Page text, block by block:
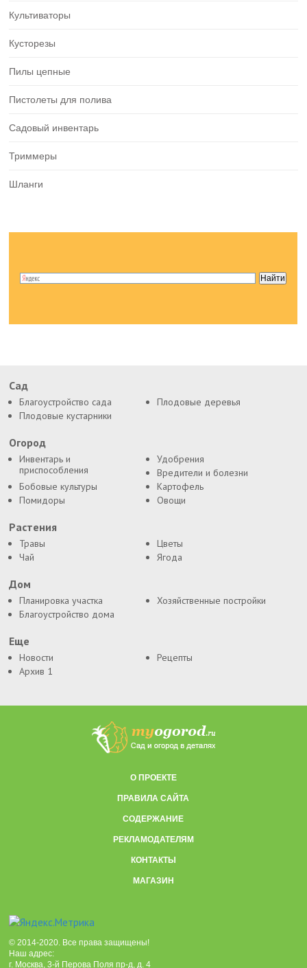
Культиваторы
Кусторезы
Пилы цепные
Пистолеты для полива
Садовый инвентарь
Триммеры
Шланги
Сад
Благоустройство сада
Плодовые деревья
Плодовые кустарники
Огород
Инвентарь и
приспособления
Удобрения
Вредители и болезни
Бобовые культуры
Картофель
Помидоры
Овощи
Растения
Травы
Цветы
Чай
Ягода
Дом
Планировка участка
Хозяйственные постройки
Благоустройство дома
Еще
Новости
Рецепты
Архив 1
О ПРОЕКТЕ
ПРАВИЛА САЙТА
СОДЕРЖАНИЕ
РЕКЛАМОДАТЕЛЯМ
КОНТАКТЫ
МАГАЗИН
© 2014-2020. Все права защищены!
Наш адрес:
г. Москва, 3-й Перова Поля пр-д, д. 4